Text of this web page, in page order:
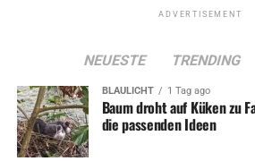
ADVERTISEMENT
NEUESTE TRENDING
BLAULICHT 1 Tag ago
Baum droht auf Küken zu
die passenden Ideen